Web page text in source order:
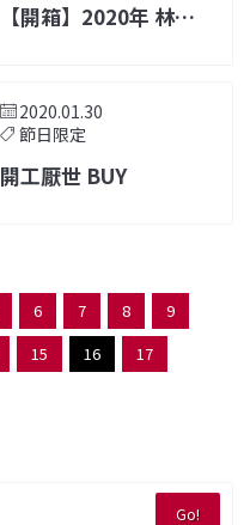
【開箱】2020年 林務
2020.01.30
節日限定
開工厭世 BUY
6 7 8
9
15 16
17
Go!